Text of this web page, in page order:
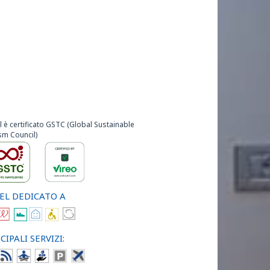
è certificato GSTC (Global Sustainable
Council)
DEDICATO A
SERVIZI: